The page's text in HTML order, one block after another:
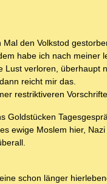
den Volkstod
habe ich nach meiner
verloren, überhaupt
reicht mir das.
restriktiveren
ewige Moslem hier,
schon länger